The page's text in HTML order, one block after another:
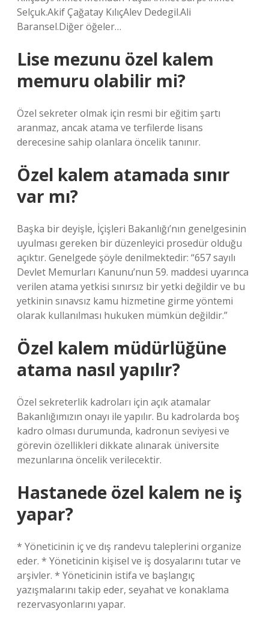
Selçuk.Akif Çağatay KılıçAlev Dedegil.Ali
Baransel.Diğer öğeler…
Lise mezunu özel kalem
memuru olabilir mi?
Özel sekreter olmak için resmi bir eğitim şartı
aranmaz, ancak atama ve terfilerde lisans
derecesine sahip olanlara öncelik tanınır.
Özel kalem atamada sınır
var mı?
Başka bir deyişle, İçişleri Bakanlığı’nın genelgesinin
uyulması gereken bir düzenleyici prosedür olduğu
açıktır. Genelgede şöyle denilmektedir: “657 sayılı
Devlet Memurları Kanunu’nun 59. maddesi uyarınca
verilen atama yetkisi sınırsız bir yetki değildir ve bu
yetkinin sınavsız kamu hizmetine girme yöntemi
olarak kullanılması hukuken mümkün değildir.”
Özel kalem müdürlüğüne
atama nasıl yapılır?
Özel sekreterlik kadroları için açık atamalar
Bakanlığımızın onayı ile yapılır. Bu kadrolarda boş
kadro olması durumunda, kadronun seviyesi ve
görevin özellikleri dikkate alınarak üniversite
mezunlarına öncelik verilecektir.
Hastanede özel kalem ne iş
yapar?
* Yöneticinin iç ve dış randevu taleplerini organize
eder. * Yöneticinin kişisel ve iş dosyalarını tutar ve
arşivler. * Yöneticinin istifa ve başlangıç ​​
yazışmalarını takip eder, seyahat ve konaklama
rezervasyonlarını yapar.